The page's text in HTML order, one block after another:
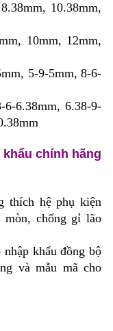
10.38mm,
10mm, 12mm,
5-9-5mm, 8-6-
-6-6.38mm, 6.38-9-
chính hãng
thích hệ phụ kiện
chống gỉ lão
khẩu đồng bộ
và mẫu mã cho